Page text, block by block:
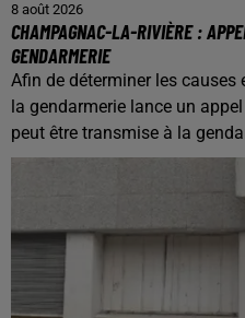
8 août 2026
CHAMPAGNAC-LA-RIVIÈRE :
GENDARMERIE
Afin de déterminer les causes
la gendarmerie lance un
peut être transmise à la